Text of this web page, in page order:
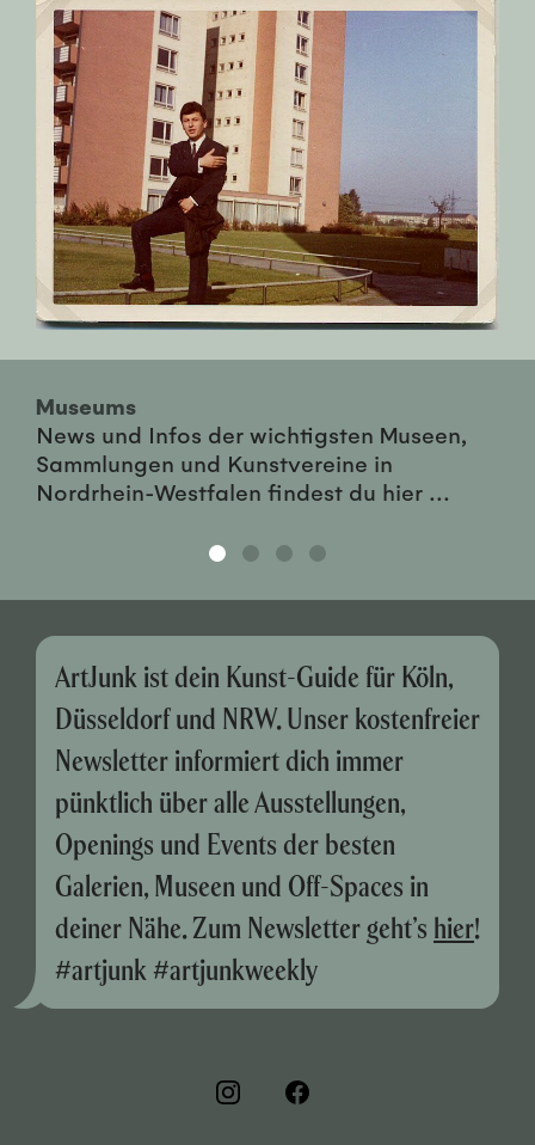
Museums
News und Infos der wichtigsten Museen,
Sammlungen und Kunstvereine in
Nordrhein-Westfalen findest du hier ...
ArtJunk ist dein Kunst-Guide für Köln,
Düsseldorf und NRW. Unser kostenfreier
Newsletter informiert dich immer
pünktlich über alle Ausstellungen,
Openings und Events der besten
Galerien, Museen und Off-Spaces in
deiner Nähe. Zum Newsletter geht’s hier!
#artjunk #artjunkweekly